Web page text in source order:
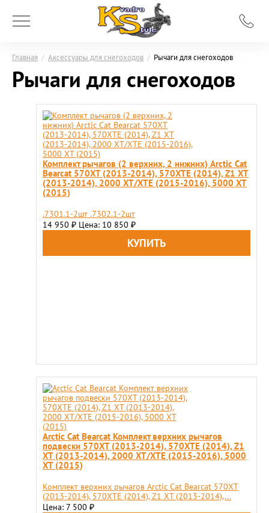
Главная / Аксессуары для снегоходов / Рычаги для снегоходов
Рычаги для снегоходов
Комплект рычагов (2 верхних, 2 нижних) Arсtic Cat
Bearcat 570XT (2013-2014), 570XTE (2014), Z1 XT
(2013-2014), 2000 XT/XTE (2015-2016), 5000 XT
(2015)
.7301.1-2шт .7302.1-2шт
14 950 ₽ Цена: 10 850 ₽
Arctic Cat Bearcat Комплект верхних рычагов
подвески 570XT (2013-2014), 570XTE (2014), Z1
XT (2013-2014), 2000 XT/XTE (2015-2016), 5000
XT (2015)
Комплект верхних рычагов Arctic Cat Bearcat 570XT
(2013-2014), 570XTE (2014), Z1 XT (2013-2014),...
Цена: 7 500 ₽